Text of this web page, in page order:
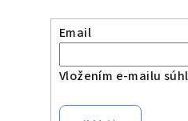
Email
Vložením e-mailu